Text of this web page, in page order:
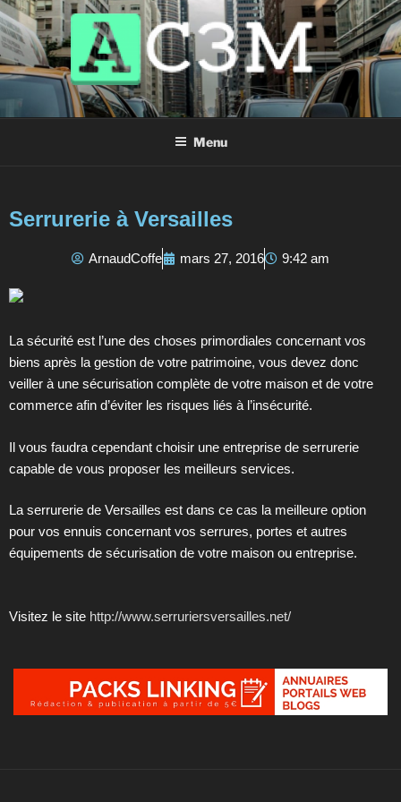
AC3M
Annuaire des meilleurs sites à visiter !
Menu
Serrurerie à Versailles
ArnaudCoffe mars 27, 2016 9:42 am
La sécurité est l’une des choses primordiales concernant vos
biens après la gestion de votre patrimoine, vous devez donc
veiller à une sécurisation complète de votre maison et de votre
commerce afin d’éviter les risques liés à l’insécurité.
Il vous faudra cependant choisir une entreprise de serrurerie
capable de vous proposer les meilleurs services.
La serrurerie de Versailles est dans ce cas la meilleure option
pour vos ennuis concernant vos serrures, portes et autres
équipements de sécurisation de votre maison ou entreprise.
Visitez le site http://www.serruriersversailles.net/